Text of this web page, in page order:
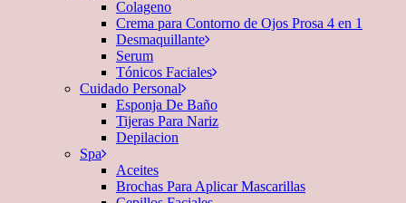
Colageno
Crema para Contorno de Ojos Prosa 4 en 1
Desmaquillante
Serum
Tónicos Faciales
Cuidado Personal
Esponja De Baño
Tijeras Para Nariz
Depilacion
Spa
Aceites
Brochas Para Aplicar Mascarillas